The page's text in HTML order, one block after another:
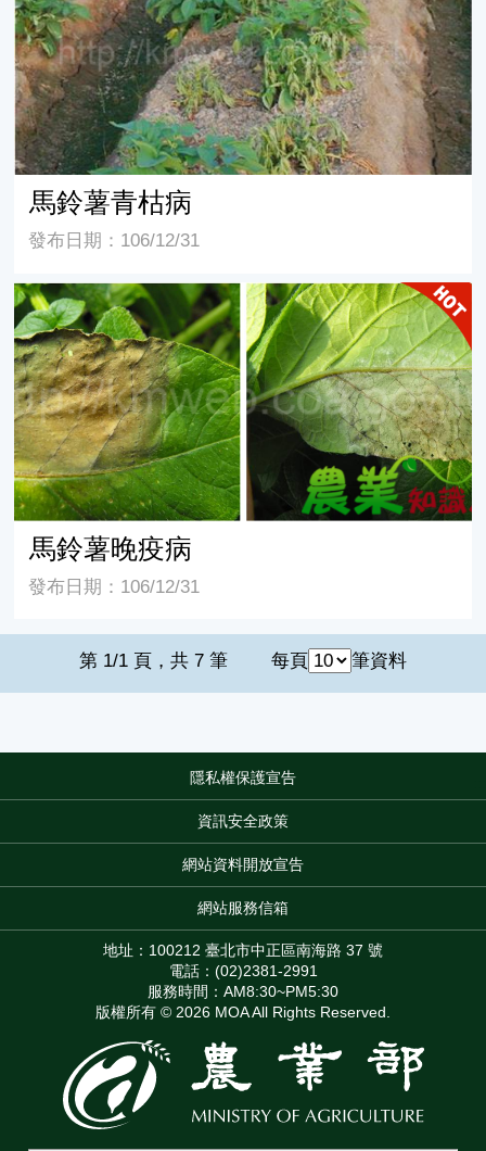
馬鈴薯青枯病
發布日期：106/12/31
馬鈴薯晚疫病
馬鈴薯晚疫病
發布日期：106/12/31
第 1/1 頁，共 7 筆 每頁 筆資料
隱私權保護宣告
資訊安全政策
網站資料開放宣告
網站服務信箱
地址：100212 臺北市中正區南海路 37 號
電話：(02)2381-2991
服務時間：AM8:30~PM5:30
版權所有 © 2026 MOA All Rights Reserved.